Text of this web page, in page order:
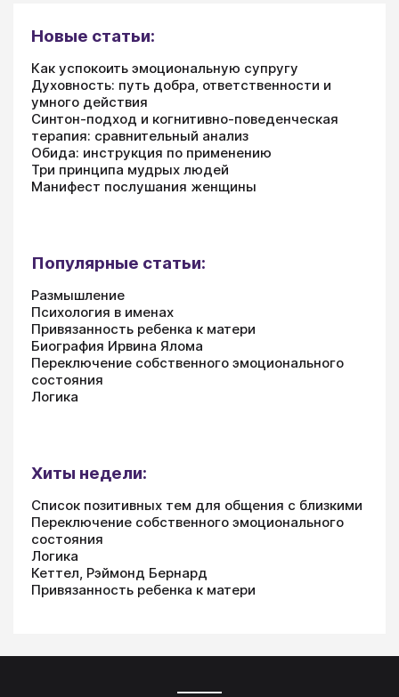
Новые статьи:
Как успокоить эмоциональную супругу
Духовность: путь добра, ответственности и
умного действия
Синтон-подход и когнитивно-поведенческая
терапия: сравнительный анализ
Обида: инструкция по применению
Три принципа мудрых людей
Манифест послушания женщины
Популярные статьи:
Размышление
Психология в именах
Привязанность ребенка к матери
Биография Ирвина Ялома
Переключение собственного эмоционального
состояния
Логика
Хиты недели:
Список позитивных тем для общения с близкими
Переключение собственного эмоционального
состояния
Логика
Кеттел, Рэймонд Бернард
Привязанность ребенка к матери